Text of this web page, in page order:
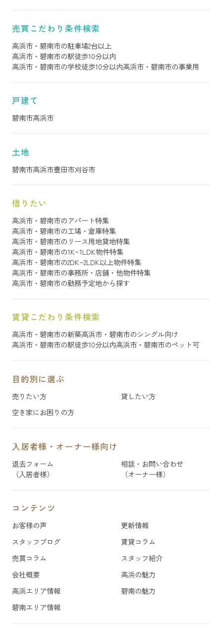
売買こだわり条件検索
高浜市・碧南市の駐車場2台以上
高浜市・碧南市の駅徒歩10分以内
高浜市・碧南市の学校徒歩10分以内高浜市・碧南市の事業用
戸建て
碧南市高浜市
土地
碧南市高浜市豊田市刈谷市
借りたい
高浜市・碧南市のアパート特集
高浜市・碧南市の工場・倉庫特集
高浜市・碧南市のリース用地貸地特集
高浜市・碧南市の1K~1LDK物件特集
高浜市・碧南市の2DK~2LDK以上物件特集
高浜市・碧南市の事務所・店舗・他物件特集
高浜市・碧南市の勤務予定地から探す
賃貸こだわり条件検索
高浜市・碧南市の新築高浜市・碧南市のシングル向け
高浜市・碧南市の駅徒歩10分以内高浜市・碧南市のペット可
目的別に選ぶ
売りたい方
貸したい方
空き家にお困りの方
入居者様・オーナー様向け
退去フォーム
（入居者様）
相談・お問い合わせ
（オーナー様）
コンテンツ
お客様の声
更新情報
スタッフブログ
賃貸コラム
売買コラム
スタッフ紹介
会社概要
高浜の魅力
高浜エリア情報
碧南の魅力
碧南エリア情報